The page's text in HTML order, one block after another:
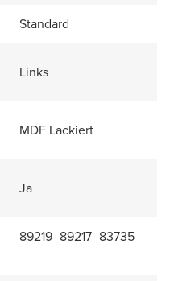
Standard
Links
MDF Lackiert
Ja
89219_89217_83735